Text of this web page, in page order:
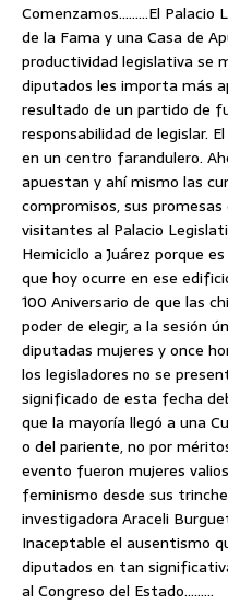
Comenzamos………El Palacio
de la Fama y una Casa de
productividad legislativa se
diputados les importa más
resultado de un partido de
responsabilidad de legislar.
en un centro farandulero.
apuestan y ahí mismo las
compromisos, sus
visitantes al Palacio
Hemiciclo a Juárez porque
que hoy ocurre en ese
100 Aniversario de que las
poder de elegir, a la sesión
diputadas mujeres y once
los legisladores no se
significado de esta fecha
que la mayoría llegó a una
o del pariente, no por
evento fueron mujeres
feminismo desde sus
investigadora Araceli
Inaceptable el ausentismo
diputados en tan
al Congreso del Estado………